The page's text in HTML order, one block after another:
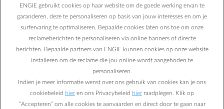
die bij je inwoont, geniet van een van de volgende
tegemoetkomingen:
een gewaarborgd inkomen voor bejaarden; of de rechthebbenden
die het recht op rentenbijslag behouden en een inkomensgarantie
voor ouderen;
een tegemoetkoming aan gehandicapten als gevolg van een
blijvende arbeidsongeschiktheid of een invaliditeit van minstens 65
een inkomensvervangende tegemoetkoming aan gehandicapten;
een tegemoetkoming verleend aan de rechthebbenden bedoeld in
ENGIE gebruikt cookies op haar website om de goede werking ervan te
garanderen, deze te personaliseren op basis van jouw interesses en om je
surfervaring te optimaliseren. Bepaalde cookies laten ons toe om onze
reclameberichten te personaliseren via online banners of directe
berichten. Bepaalde partners van ENGIE kunnen cookies op onze website
installeren om de reclame die jou online wordt aangeboden te
personaliseren.
Indien je meer informatie wenst over ons gebruik van cookies kan je ons
cookiebeleid hier en ons Privacybeleid hier raadplegen. Klik op
“Accepteren” om alle cookies te aanvaarden en direct door te gaan naar